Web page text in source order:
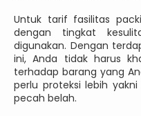
Untuk tarif fasilitas
dengan tingkat
digunakan. Dengan
ini, Anda tidak harus
terhadap barang yang
perlu proteksi lebih
pecah belah.